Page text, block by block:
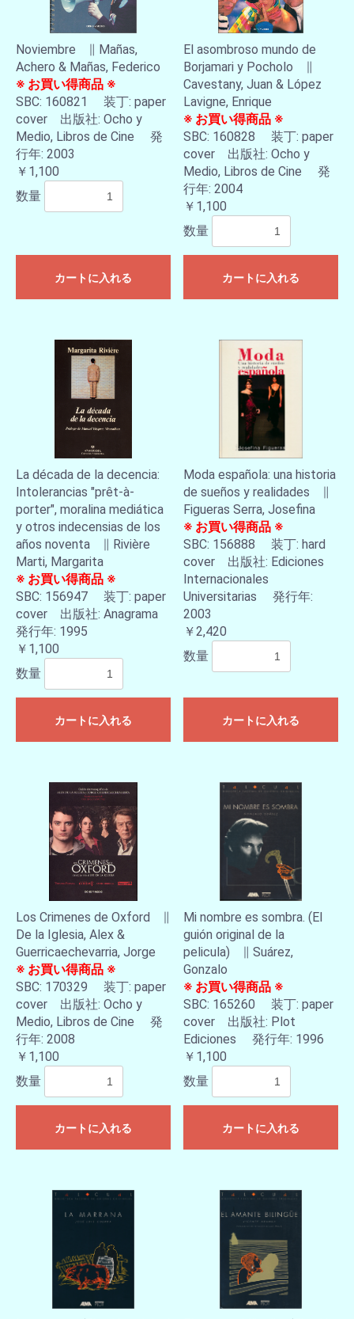
Noviembre ∥ Mañas,
Achero & Mañas, Federico
※ お買い得商品 ※
SBC: 160821 装丁: paper
cover 出版社: Ocho y
Medio, Libros de Cine 発
行年: 2003
￥1,100
数量
カートに入れる
El asombroso mundo de
Borjamari y Pocholo ∥
Cavestany, Juan & López
Lavigne, Enrique
※ お買い得商品 ※
SBC: 160828 装丁: paper
cover 出版社: Ocho y
Medio, Libros de Cine 発
行年: 2004
￥1,100
数量
カートに入れる
La década de la decencia:
Intolerancias "prêt-à-
porter", moralina mediática
y otros indecensias de los
años noventa ∥ Rivière
Marti, Margarita
※ お買い得商品 ※
SBC: 156947 装丁: paper
cover 出版社: Anagrama
発行年: 1995
￥1,100
数量
カートに入れる
Moda española: una historia
de sueños y realidades ∥
Figueras Serra, Josefina
※ お買い得商品 ※
SBC: 156888 装丁: hard
cover 出版社: Ediciones
Internacionales
Universitarias 発行年:
2003
￥2,420
数量
カートに入れる
Los Crimenes de Oxford ∥
De la Iglesia, Alex &
Guerricaechevarria, Jorge
※ お買い得商品 ※
SBC: 170329 装丁: paper
cover 出版社: Ocho y
Medio, Libros de Cine 発
行年: 2008
￥1,100
数量
カートに入れる
Mi nombre es sombra. (El
guión original de la
pelicula) ∥ Suárez,
Gonzalo
※ お買い得商品 ※
SBC: 165260 装丁: paper
cover 出版社: Plot
Ediciones 発行年: 1996
￥1,100
数量
カートに入れる